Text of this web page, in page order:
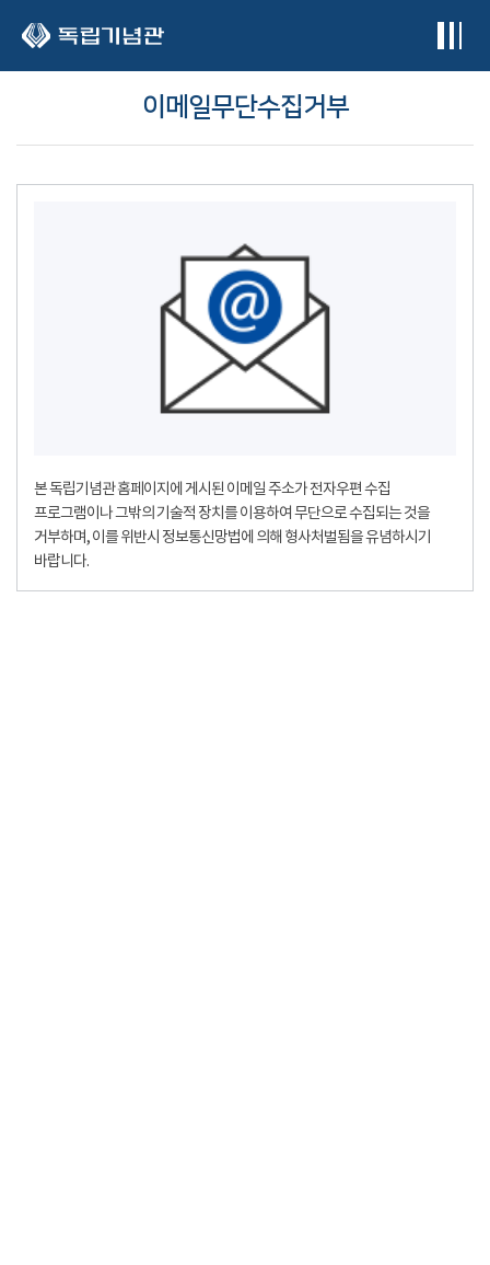
이메일무단수집거부
본 독립기념관 홈페이지에 게시된 이메일 주소가 전자우편 수집
프로그램이나 그밖의 기술적 장치를 이용하여 무단으로 수집되는 것을
거부하며, 이를 위반시 정보통신망법에 의해 형사처벌됨을 유념하시기
바랍니다.